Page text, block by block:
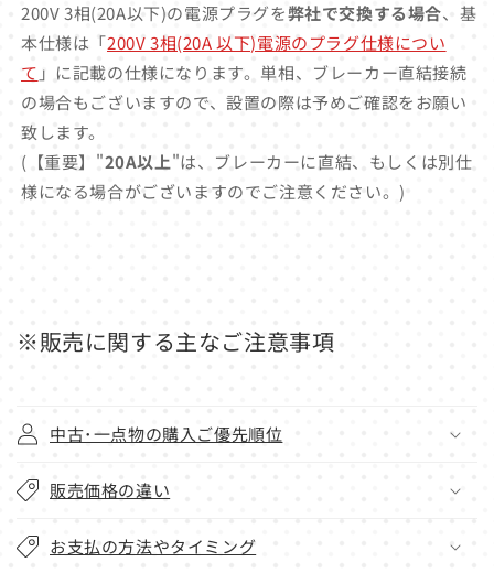
200V 3相(20A以下)の電源プラグを弊社で交換する場合、基
本仕様は「200V 3相(20A 以下)電源のプラグ仕様につい
て 」に記載の仕様になります。単相、ブレーカー直結接続
の場合もございますので、設置の際は予めご確認をお願い
致します。
(【重要】"20A以上"は、ブレーカーに直結、もしくは別仕
様になる場合がございますのでご注意ください。)
※販売に関する主なご注意事項
中古･一点物の購入ご優先順位
販売価格の違い
お支払の方法やタイミング